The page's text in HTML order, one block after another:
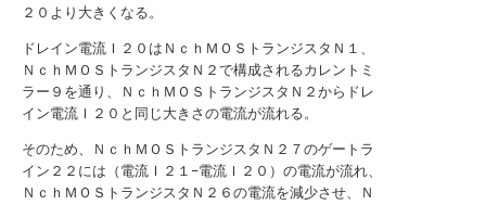
２０より大きくなる。
ドレイン電流Ｉ２０はＮｃｈＭＯＳトランジスタＮ１、
ＮｃｈＭＯＳトランジスタＮ２で構成されるカレントミ
ラー９を通り、ＮｃｈＭＯＳトランジスタＮ２からドレ
イン電流Ｉ２０と同じ大きさの電流が流れる。
そのため、ＮｃｈＭＯＳトランジスタＮ２７のゲートラ
イン２２には（電流Ｉ２１−電流Ｉ２０）の電流が流れ、
ＮｃｈＭＯＳトランジスタＮ２６の電流を減少させ、Ｎ